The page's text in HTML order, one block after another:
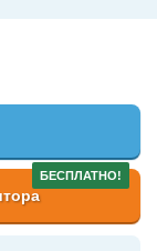
БЕСПЛАТНО!